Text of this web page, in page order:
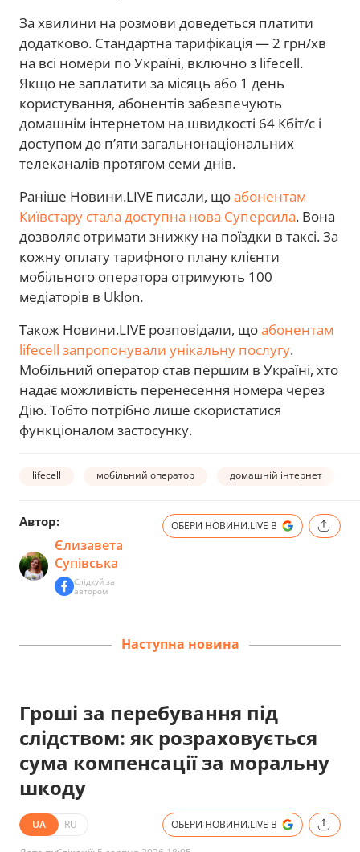
За хвилини на розмови доведеться платити
додатково. Стандартна тарифікація — 2 грн/хв
на всі номери по Україні, включно з lifecell.
Якщо не заплатити за місяць або 1 день
користування, абонентів забезпечують
домашнім інтернетом на швидкості 64 Кбіт/с і
доступом до п’яти загальнонаціональних
телеканалів протягом семи днів.
Раніше Новини.LIVE писали, щоабонентам
Київстару стала доступна нова Суперсила. Вона
дозволяє отримати знижку на поїздки в таксі. За
кожну оплату тарифного плану клієнти
мобільного оператора отримують 100
медіаторів в Uklon.
Також Новини.LIVE розповідали, щоабонентам
lifecell запропонували унікальну послугу.
Мобільний оператор став першим в Україні, хто
надає можливість перенесення номера через
Дію. Тобто потрібно лише скористатися
функціоналом застосунку.
lifecell мобільний оператор домашній інтернет
Автор:
Єлизавета
Супівська
Слідкуй за
автором
ОБЕРИ НОВИНИ.LIVE В
Наступна новина
Гроші за перебування під
слідством: як розраховується
сума компенсації за моральну
шкоду
UA RU ОБЕРИ НОВИНИ.LIVE В